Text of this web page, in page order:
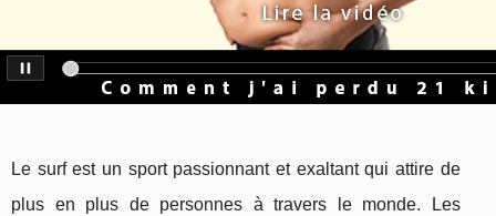
Le surf est un sport passionnant et exaltant qui attire de
plus en plus de personnes à travers le monde. Les